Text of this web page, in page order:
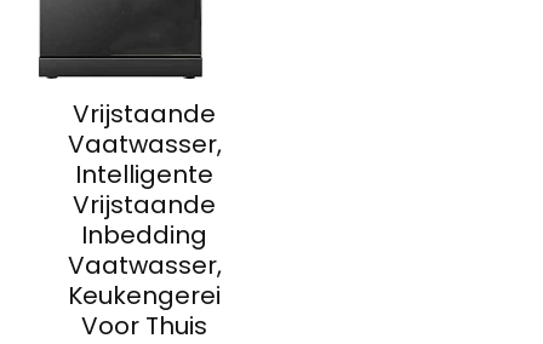
Vrijstaande
Vaatwasser,
Intelligente
Vrijstaande
Inbedding
Vaatwasser,
Keukengerei
Voor Thuis